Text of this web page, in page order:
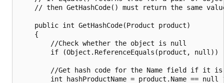
// then GetHashCode() must return the same
    public int GetHashCode(Product product)
    {
        //Check whether the object is null
if (Object.ReferenceEquals(product, null))
//Get hash code for the Name field if it
int hashProductName = product.Name == null